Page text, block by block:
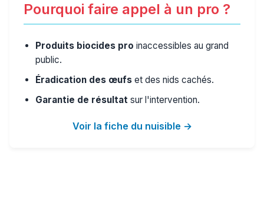
Pourquoi faire appel à un pro ?
Produits biocides pro inaccessibles au grand
public.
Éradication des œufs et des nids cachés.
Garantie de résultat sur l'intervention.
Voir la fiche du nuisible →